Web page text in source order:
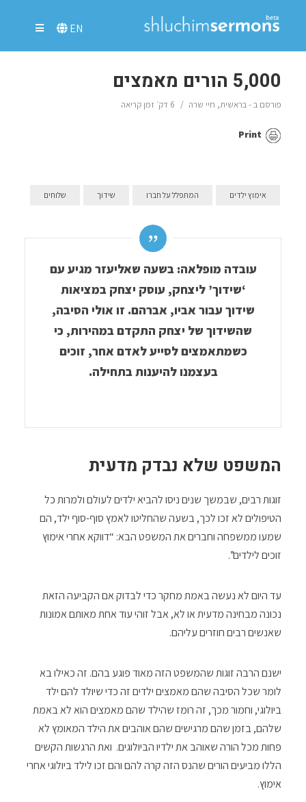
EN
5,000 הורים מאמצים
פורסם ב -בראשית, חיי שרה 6 דק׳ זמן קריאה
Print
אימוץ ילדים המתפלל על חברו שידוך שלוחים
עובדה מופלאה: בשעה שאליעזר מגיע עם
‘שידוך’ ליצחק, עוסק יצחק במציאות
שידוך עבור אביו, אברהם. זו אולי הסיבה,
שהשידוך של יצחק התקדם במהירות, כי
כשמתאמצים לסייע לאדם אחר, זוכים
בעצמנו להיענות בתחילה.
המשפט שלא נבדק מדעית
זוגות רבים, שבמשך שנים ניסו להביא ילדים לעולם ולמרות כל
הטיפולים לא זכו לכך, בשעה שהחליטו לאמץ סוף-סוף ילד, הם
שמעו ממשפחה וחברים את המשפט הבא: “דווקא אחרי אימוץ
זוכים לילדים”.
עד היום לא נעשה באמת מחקר כדי לבדוק אם הקביעה הזאת
נכונה מבחינה מדעית או לא, אבל זוהי עוד אחת מאותם אמונות
שאנשים רבים חוזרים עליהם.
ישנם הרבה זוגות שהמשפט הזה מאוד פוגע בהם. זה כאילו בא
לומר שכל הסיבה שהם מאמצים ילדים זה כדי שיולד להם ילד
ביולוגי, וחמור מכך, זה רומז שהילד שהם מאמצים הוא לא באמת
שלהם, בזמן שהם מרגישים שהם אוהבים את הילד המאומץ לא
פחות מכל הורה שאוהב את ילדיו הביולוגים. ואת הרגשות הקשים
הללו מביעים הורים שהנס הזה קרה להם והם זכו לילד ביולוגי אחרי
אימוץ.